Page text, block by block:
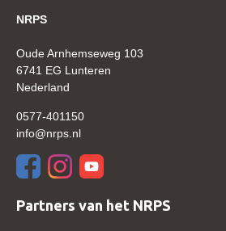
REGIO'S
Regio Midden
Bestuur Regio Midden
Regio West
NRPS
Oude Arnhemseweg 103
6741 EG Lunteren
Nederland
0577-401150
info@nrps.nl
Partners van het NRPS